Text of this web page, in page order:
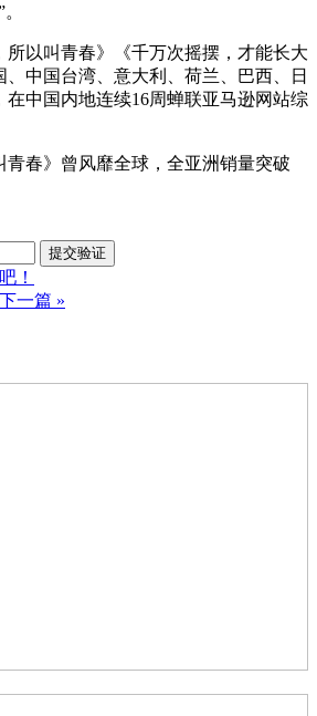
所以叫青春》《千万次摇摆，才能长大
、中国台湾、意大利、荷兰、巴西、日
中国内地连续16周蝉联亚马逊网站综
青春》曾风靡全球，全亚洲销量突破
提交验证
！
一篇 »